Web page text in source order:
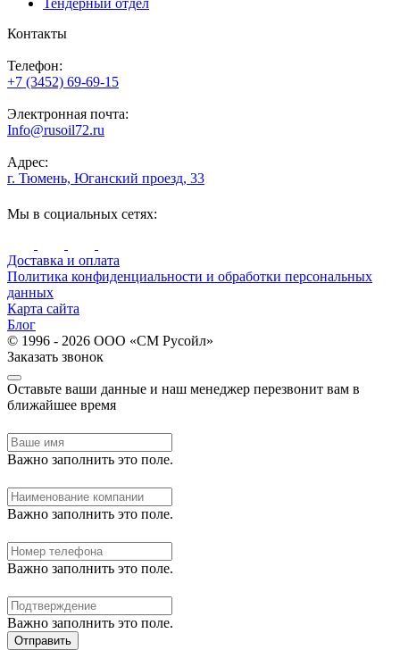
Контакты
Телефон:
+7 (3452) 69-69-15
Электронная почта:
Info@rusoil72.ru
Адрес:
г. Тюмень, Юганский проезд, 33
Мы в социальных сетях:
Доставка и оплата
Политика конфиденциальности и обработки персональных
данных
Карта сайта
Блог
© 1996 - 2026 ООО «СМ Русойл»
Заказать звонок
Оставьте ваши данные и наш менеджер перезвонит вам в
ближайшее время
Важно заполнить это поле.
Важно заполнить это поле.
Важно заполнить это поле.
Важно заполнить это поле.
Отправить